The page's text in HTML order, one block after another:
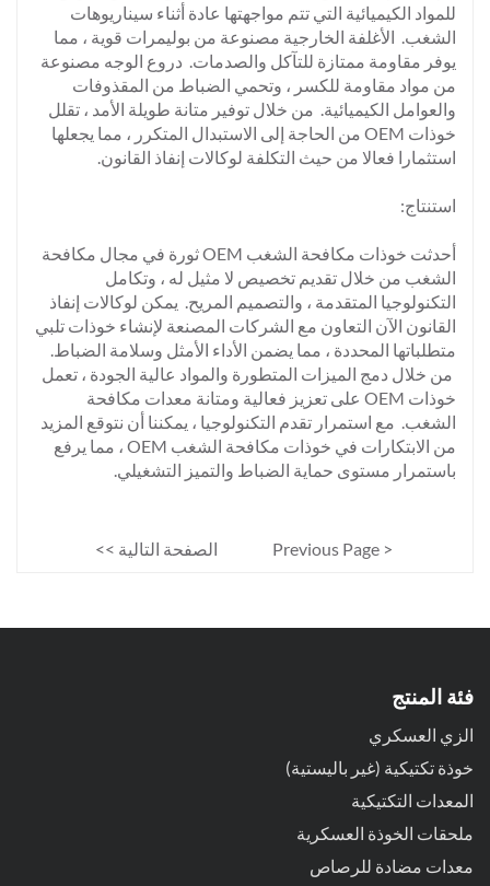
للمواد الكيميائية التي تتم مواجهتها عادة أثناء سيناريوهات
الشغب. الأغلفة الخارجية مصنوعة من بوليمرات قوية ، مما
يوفر مقاومة ممتازة للتآكل والصدمات. دروع الوجه مصنوعة
من مواد مقاومة للكسر ، وتحمي الضباط من المقذوفات
والعوامل الكيميائية. من خلال توفير متانة طويلة الأمد ، تقلل
خوذات OEM من الحاجة إلى الاستبدال المتكرر ، مما يجعلها
استثمارا فعالا من حيث التكلفة لوكالات إنفاذ القانون.
استنتاج:
أحدثت خوذات مكافحة الشغب OEM ثورة في مجال مكافحة
الشغب من خلال تقديم تخصيص لا مثيل له ، وتكامل
التكنولوجيا المتقدمة ، والتصميم المريح. يمكن لوكالات إنفاذ
القانون الآن التعاون مع الشركات المصنعة لإنشاء خوذات تلبي
متطلباتها المحددة ، مما يضمن الأداء الأمثل وسلامة الضباط.
من خلال دمج الميزات المتطورة والمواد عالية الجودة ، تعمل
خوذات OEM على تعزيز فعالية ومتانة معدات مكافحة
الشغب. مع استمرار تقدم التكنولوجيا ، يمكننا أن نتوقع المزيد
من الابتكارات في خوذات مكافحة الشغب OEM ، مما يرفع
باستمرار مستوى حماية الضباط والتميز التشغيلي.
< Previous Page الصفحة التالية >>
فئة المنتج
الزي العسكري
خوذة تكتيكية (غير باليستية)
المعدات التكتيكية
ملحقات الخوذة العسكرية
معدات مضادة للرصاص